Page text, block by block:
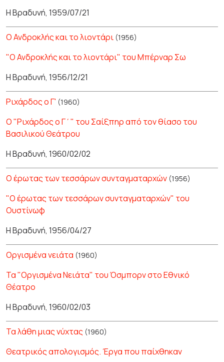
Η Βραδυνή, 1959/07/21
Ο Ανδροκλής και το λιοντάρι (1956)
"Ο Ανδροκλής και το λιοντάρι" του Μπέρναρ Σω
Η Βραδυνή, 1956/12/21
Ριχάρδος ο Γ' (1960)
Ο "Ριχάρδος ο Γ΄" του Σαίξπηρ από τον θίασο του
Βασιλικού Θεάτρου
Η Βραδυνή, 1960/02/02
Ο έρωτας των τεσσάρων συνταγματαρχών (1956)
"Ο έρωτας των τεσσάρων συνταγματαρχών" του
Ουστίνωφ
Η Βραδυνή, 1956/04/27
Οργισμένα νειάτα (1960)
Τα "Οργισμένα Νειάτα" του Όσμπορν στο Εθνικό
Θέατρο
Η Βραδυνή, 1960/02/03
Τα λάθη μιας νύχτας (1960)
Θεατρικός απολογισμός. Έργα που παίχθηκαν